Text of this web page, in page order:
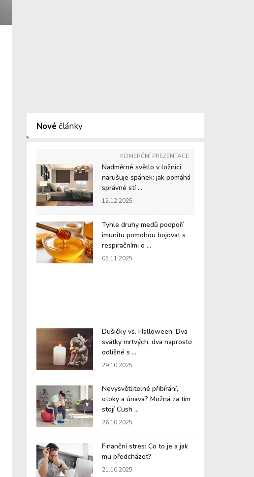
Nové články
KOMERČNÍ PREZENTACE
Nadměrné světlo v ložnici
narušuje spánek: jak pomáhá
správné stí ...
12.12.2025
Tyhle druhy medů podpoří
imunitu pomohou bojovat s
respiračními o ...
05.11.2025
Dušičky vs. Halloween: Dva
svátky mrtvých, dva naprosto
odlišné s ...
29.10.2025
Nevysvětlitelné přibírání,
otoky a únava? Možná za tím
stojí Cush ...
26.10.2025
Finanční stres: Co to je a jak
mu předcházet?
21.10.2025